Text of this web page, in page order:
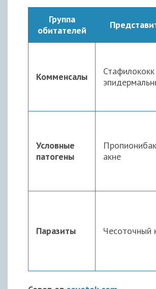
Группа
обитателей
Комменсалы
Стафилококк
Условные
патогены
акне
Паразиты Чесоточный